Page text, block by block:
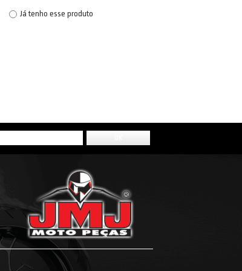
Já tenho esse produto